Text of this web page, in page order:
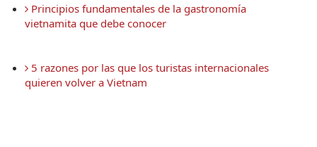
Principios fundamentales de la gastronomía
vietnamita que debe conocer
5 razones por las que los turistas internacionales
quieren volver a Vietnam